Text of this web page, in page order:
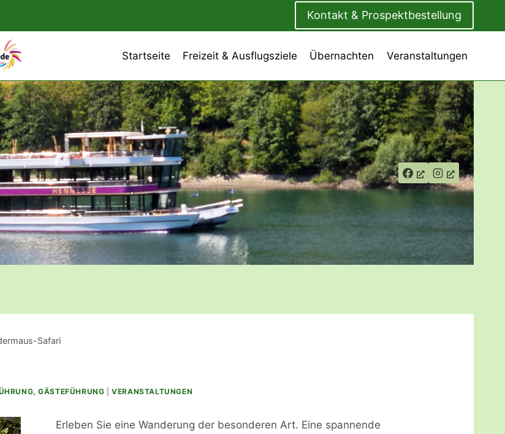
Kontakt & Prospektbestellung
Startseite Freizeit & Ausflugsziele Übernachten Veranstaltungen
Safari
GÄSTEFÜHRUNG |VERANSTALTUNGEN
Erleben Sie eine Wanderung der besonderen Art. Eine spannende